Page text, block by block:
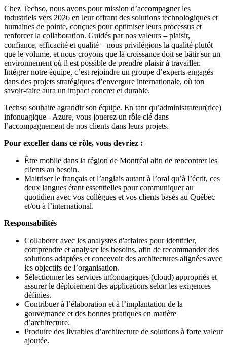
Chez Techso, nous avons pour mission d’accompagner les
industriels vers 2026 en leur offrant des solutions technologiques et
humaines de pointe, conçues pour optimiser leurs processus et
renforcer la collaboration. Guidés par nos valeurs – plaisir,
confiance, efficacité et qualité – nous privilégions la qualité plutôt
que le volume, et nous croyons que la croissance doit se bâtir sur un
environnement où il est possible de prendre plaisir à travailler.
Intégrer notre équipe, c’est rejoindre un groupe d’experts engagés
dans des projets stratégiques d’envergure internationale, où ton
savoir-faire aura un impact concret et durable.
Techso souhaite agrandir son équipe. En tant qu’administrateur(rice)
infonuagique - Azure, vous jouerez un rôle clé dans
l’accompagnement de nos clients dans leurs projets.
Pour exceller dans ce rôle, vous devriez :
Être mobile dans la région de Montréal afin de rencontrer les
clients au besoin.
Maitriser le français et l’anglais autant à l’oral qu’à l’écrit, ces
deux langues étant essentielles pour communiquer au
quotidien avec vos collègues et vos clients basés au Québec
et/ou à l’international.
Responsabilités
Collaborer avec les analystes d'affaires pour identifier,
comprendre et analyser les besoins, afin de recommander des
solutions adaptées et concevoir des architectures alignées avec
les objectifs de l’organisation.
Sélectionner les services infonuagiques (cloud) appropriés et
assurer le déploiement des applications selon les exigences
définies.
Contribuer à l’élaboration et à l’implantation de la
gouvernance et des bonnes pratiques en matière
d’architecture.
Produire des livrables d’architecture de solutions à forte valeur
ajoutée.